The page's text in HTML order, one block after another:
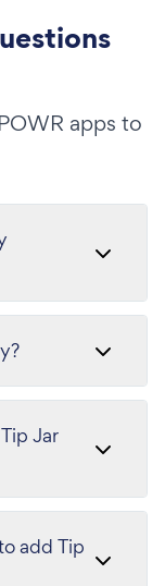
apps to
Jar
add Tip